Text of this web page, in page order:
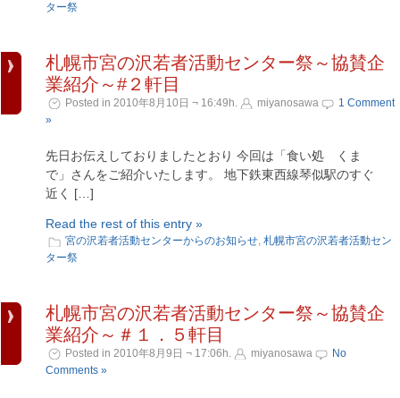
ター祭
札幌市宮の沢若者活動センター祭～協賛企
業紹介～#２軒目
Posted in 2010年8月10日 ¬ 16:49h. miyanosawa
1 Comment
»
先日お伝えしておりましたとおり 今回は「食い処 くま
で」さんをご紹介いたします。 地下鉄東西線琴似駅のすぐ
近く […]
Read the rest of this entry »
宮の沢若者活動センターからのお知らせ, 札幌市宮の沢若者活動セン
ター祭
札幌市宮の沢若者活動センター祭～協賛企
業紹介～＃１．５軒目
Posted in 2010年8月9日 ¬ 17:06h. miyanosawa
No
Comments »